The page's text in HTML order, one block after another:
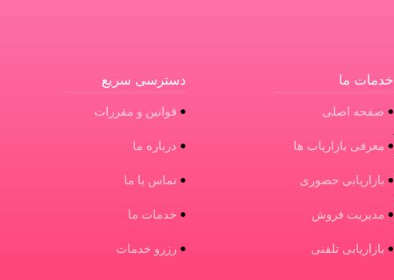
خدمات ما
صفحه اصلی
معرفی بازاریاب ها
بازاریابی حضوری
مدیریت فروش
بازاریابی تلفنی
دسترسی سریع
قوانین و مقررات
درباره ما
تماس با ما
خدمات ما
رزرو خدمات